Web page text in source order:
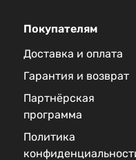
Покупателям
Доставка и оплата
Гарантия и возврат
Партнёрская
программа
Политика